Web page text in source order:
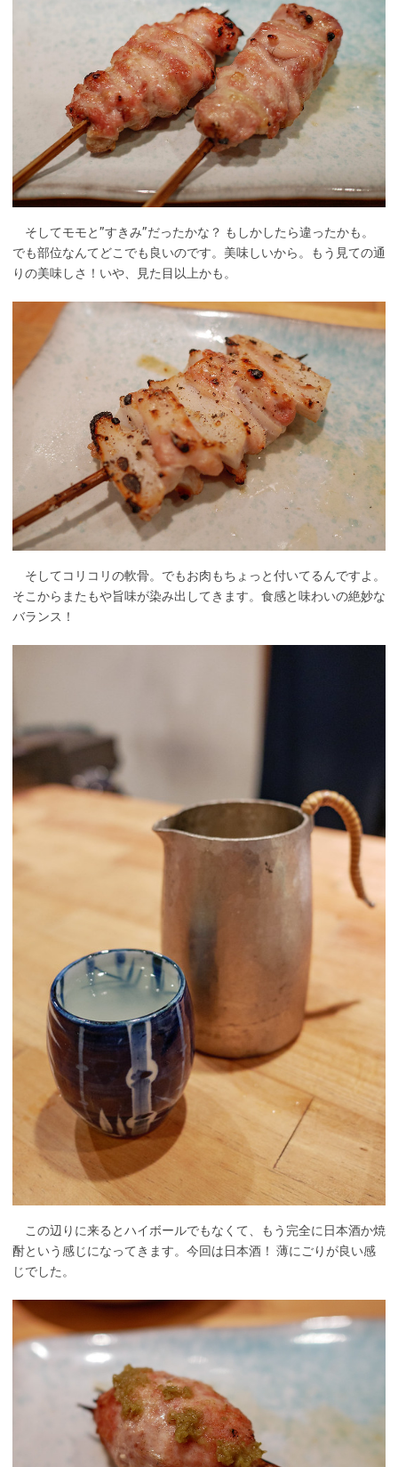
そしてモモと”すきみ”だったかな？ もしかしたら違ったかも。
でも部位なんてどこでも良いのです。美味しいから。もう見ての通
りの美味しさ！いや、見た目以上かも。
そしてコリコリの軟骨。でもお肉もちょっと付いてるんですよ。
そこからまたもや旨味が染み出してきます。食感と味わいの絶妙な
バランス！
この辺りに来るとハイボールでもなくて、もう完全に日本酒か焼
酎という感じになってきます。今回は日本酒！ 薄にごりが良い感
じでした。